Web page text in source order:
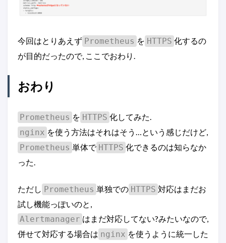
今回はとりあえず Prometheus を HTTPS 化するの
が目的だったので, ここでおわり.
おわり
Prometheus を HTTPS 化してみた.
nginx を使う方法はそれはそう…という感じだけど,
Prometheus 単体で HTTPS 化できるのは知らなか
った.
ただし Prometheus 単独での HTTPS 対応はまだお
試し機能っぽいのと,
Alertmanager はまだ対応してない?みたいなので,
併せて対応する場合は nginx を使うように統一した